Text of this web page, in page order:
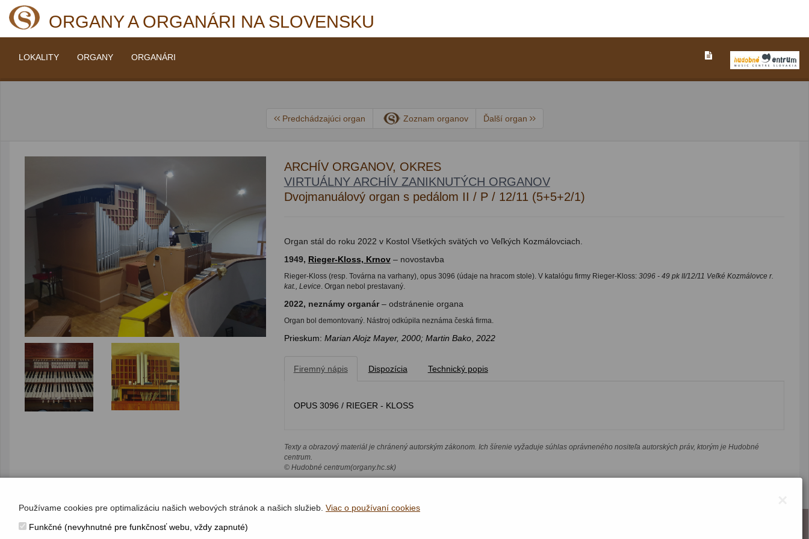
ORGANY A ORGANÁRI NA SLOVENSKU
LOKALITY ORGANY ORGANÁRI
Predchádzajúci organ Zoznam organov Ďalší organ
ARCHÍV ORGANOV, OKRES
VIRTUÁLNY ARCHÍV ZANIKNUTÝCH ORGANOV
Dvojmanuálový organ s pedálom II / P / 12/11 (5+5+2/1)
Organ stál do roku 2022 v Kostol Všetkých svätých vo Veľkých Kozmálovciach.
1949, Rieger-Kloss, Krnov– novostavba
Rieger-Kloss (resp. Továrna na varhany), opus 3096 (údaje na hracom stole). V katalógu firmy Rieger-Kloss: 3096 - 49 pk II/12/11 Veľké Kozmálovce r.
kat., Levice. Organ nebol prestavaný.
2022, neznámy organár– odstránenie organa
Organ bol demontovaný. Nástroj odkúpila neznáma česká firma.
Prieskum: Marian Alojz Mayer, 2000; Martin Bako, 2022
Firemný nápis Dispozícia Technický popis
OPUS 3096 / RIEGER - KLOSS
Texty a obrazový materiál je chránený autorským zákonom. Ich šírenie vyžaduje súhlas oprávneného nositeľa autorských práv, ktorým je Hudobné
centrum.
© Hudobné centrum(organy.hc.sk)
KONTAKT
Používame cookies pre optimalizáciu našich webových stránok a našich služieb. Viac o používaní cookies
Funkčné (nevyhnutné pre funkčnosť webu, vždy zapnuté)